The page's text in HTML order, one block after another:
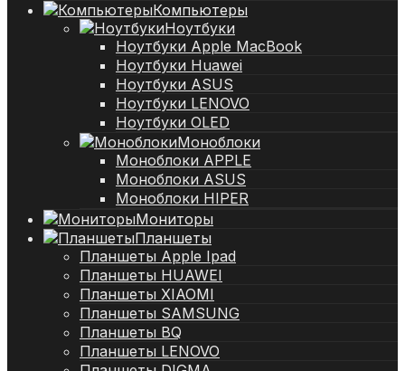
Компьютеры
Ноутбуки
Ноутбуки Apple MacBook
Ноутбуки Huawei
Ноутбуки ASUS
Ноутбуки LENOVO
Ноутбуки OLED
Моноблоки
Моноблоки APPLE
Моноблоки ASUS
Моноблоки HIPER
Мониторы
Планшеты
Планшеты Apple Ipad
Планшеты HUAWEI
Планшеты XIAOMI
Планшеты SAMSUNG
Планшеты BQ
Планшеты LENOVO